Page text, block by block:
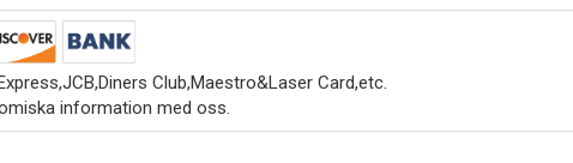
Club,Maestro&Laser Card,etc.
information med oss.